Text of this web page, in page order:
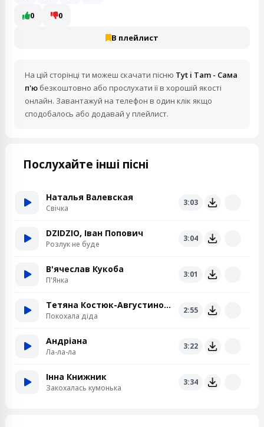
0 0
В плейлист
На цій сторінці ти можеш скачати пісню Tyt i Tam - Сама
п'ю безкоштовно або прослухати її в хорошій якості
онлайн. Завантажуй на телефон в один клік якщо
сподобалось або додавай у плейлист.
Послухайте інші пісні
Наталья Валевская
Свiчка
3:03
DZIDZIO, Іван Попович
Розлук не буде
3:04
В'ячеслав Кукоба
П'Янка
3:01
Тетяна Костюк-Августинович
Покохала діда
2:55
Андріана
Ла-ла-ла
3:22
Інна Книжник
Закохалась кумонька
3:34